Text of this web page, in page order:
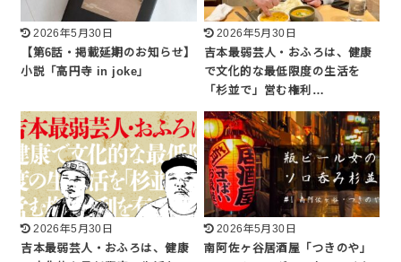
2026年5月30日
【第6話・掲載延期のお知らせ】
小説「高円寺 in joke」
2026年5月30日
吉本最弱芸人・おふろは、健康
で文化的な最低限度の生活を
「杉並で」営む権利…
2026年5月30日
吉本最弱芸人・おふろは、健康
2026年5月30日
南阿佐ヶ谷居酒屋「つきのや」